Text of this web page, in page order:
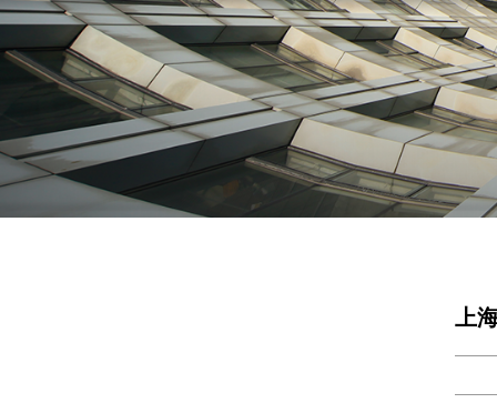
电子资源 数据库导航
CARSI访问数据库
电子期刊导航
上大学术资源地图
电子图书
多媒体资源
校外访问
版权公告
纸本资源 书刊捐赠
新书通告
馆藏报刊目录
国内外图书馆 985高校馆
211高校馆
港澳台高校馆
国外高校馆
国内外公共馆
总台服务 学位论文提交系统
借阅服务 读者指南
开通与使用
借还书
续借
图书预约/委托取书
遗失损坏与赔偿
读者服务总览
阅览室规则
馆际互借/文献传递 馆际互借和文献传
版权声明
补贴政策&收费
联系方式
情报服务 科技查新
查收查引
定题服务
情报分析
核心期刊
读者培训 新生入馆教育
讲座培训
文献检索课程
参观接待
空间服务 自修/研究空间预约
钱伟长馆空间预约
文荟馆空间预约
自助服务 自助借还书
借阅电子书刊
自助选座
书刊荐购
电子资源荐购 本馆概况 校本部
钱伟长
文荟图
联合图
开放时间 校本部
钱伟长
文荟图
联合图
机构组织 图书馆
部门
规章制度 读者
借阅
图书馆
研究与交流 图书馆
图书馆
图书馆
图书馆研究生 研究生
研究
研究
品牌服务 新生
读书
毕业
优质服
馆员天地 图书馆
学术
核心
馆内信
联系我们 联系图
联系专
上